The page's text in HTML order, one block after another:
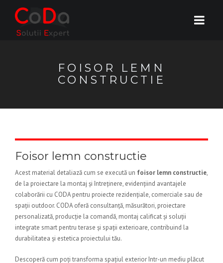
FOISOR LEMN
CONSTRUCTIE
Foisor lemn constructie
Acest material detaliază cum se execută un foisor lemn constructie,
de la proiectare la montaj și întreținere, evidențiind avantajele
colaborării cu CODA pentru proiecte rezidențiale, comerciale sau de
spații outdoor. CODA oferă consultanță, măsurători, proiectare
personalizată, producție la comandă, montaj calificat și soluții
integrate smart pentru terase și spații exterioare, contribuind la
durabilitatea și estetica proiectului tău.
Descoperă cum poți transforma spațiul exterior într-un mediu plăcut